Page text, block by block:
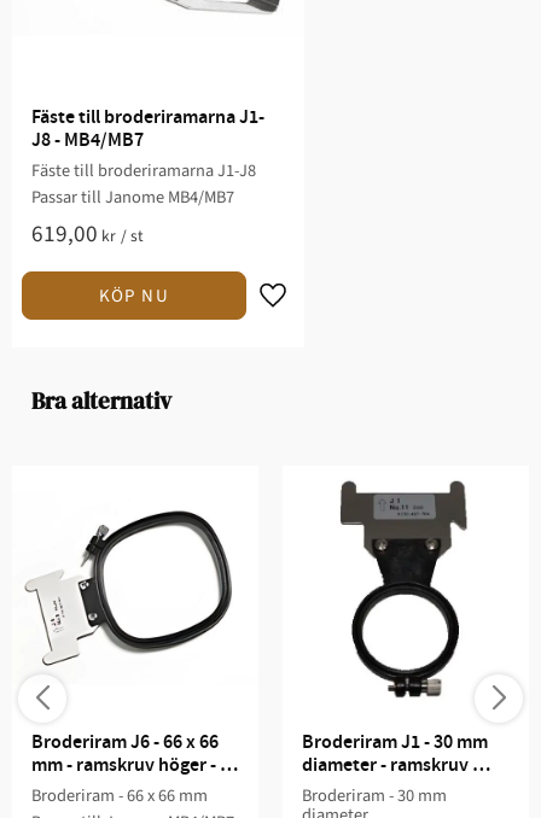
Bra alternativ
Broderiram J6 - 66 x 66
mm - ramskruv höger -
MB4/MB7
Broderiram - 66 x 66 mm
Broderiram J1 - 30 mm
diameter - ramskruv
center - MB4/MB7
Broderiram - 30 mm
Fäste till broderiramarna J1-
J8 - MB4/MB7
Fäste till broderiramarna J1-J8
Passar till Janome MB4/MB7
619,00 kr /st
Lägg till i favoriter